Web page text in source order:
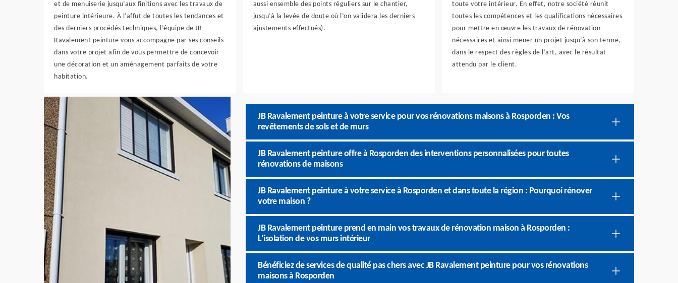
et de menuiserie jusqu’aux finitions avec les travaux de
peinture intérieure. À l’affut de toutes les tendances et
des derniers procédés techniques, l’équipe de JB
Ravalement peinture vous accompagne par ses conseils
dans votre projet afin de vous permettre de concevoir
une décoration et un aménagement parfaits de votre
habitation.
aussi ensemble des points réguliers sur le chantier,
jusqu’à la levée de doute où l’on validera les derniers
ajustements effectués).
toute votre intérieur. En effet, notre société réunit
toutes les compétences et les qualifications nécessaires
pour mettre en œuvre les travaux de rénovation
nécessaires et ainsi mener un projet jusqu’à son terme,
dans le respect des règles de l’art, avec le résultat
attendu par le client.
JB Ravalement peinture à votre service pour vos rénovations maisons à Rosporden : Vos
revêtements de sols et de murs
JB Ravalement peinture offre à Rosporden des interventions personnalisées pour toutes
rénovations de maisons
JB Ravalement peinture à votre service à Rosporden et dans toute la région : Pourquoi rénover
votre maison ?
JB Ravalement peinture prend en main vos travaux de rénovation maison à Rosporden :
L’isolation de vos murs intérieur
Bénéficiez de services de qualité pas chers avec JB Ravalement peinture pour vos rénovations
maisons à Rosporden